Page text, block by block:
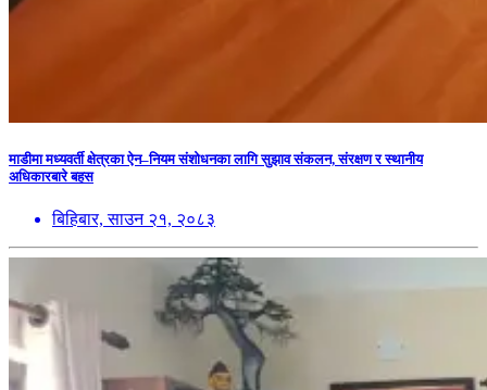
माडीमा मध्यवर्ती क्षेत्रका ऐन–नियम संशोधनका लागि सुझाव संकलन, संरक्षण र स्थानीय
अधिकारबारे बहस
बिहिबार, साउन २१, २०८३